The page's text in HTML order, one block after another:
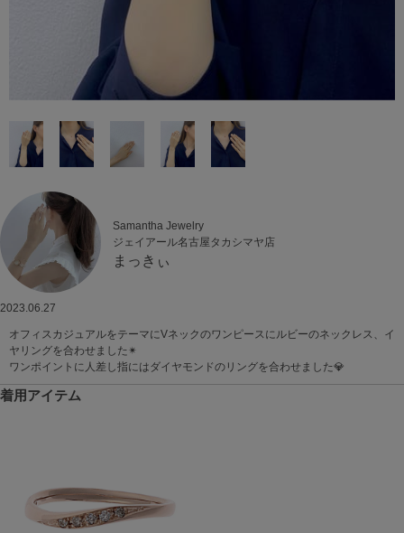
Samantha Jewelry
ジェイアール名古屋タカシマヤ店
まっきぃ
2023.06.27
オフィスカジュアルをテーマにVネックのワンピースにルビーのネックレス、イ
ヤリングを合わせました✴︎
ワンポイントに人差し指にはダイヤモンドのリングを合わせました💎
着用アイテム